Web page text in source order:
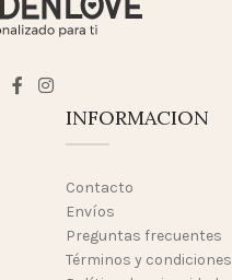
INFORMACION
Contacto
Envíos
Preguntas frecuentes
Términos y condiciones